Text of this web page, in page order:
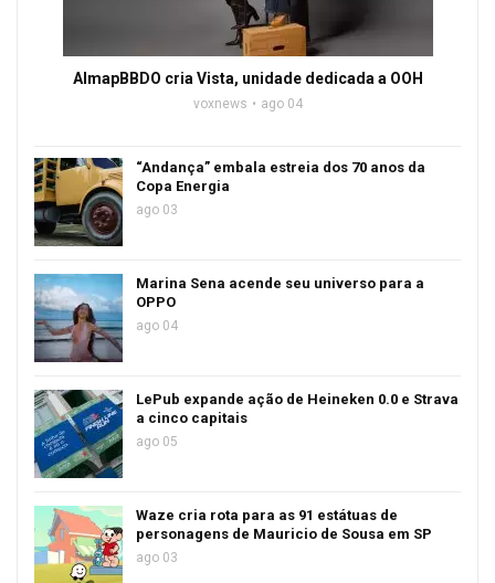
AlmapBBDO cria Vista, unidade dedicada a OOH
voxnews ago 04
“Andança” embala estreia dos 70 anos da
Copa Energia
ago 03
Marina Sena acende seu universo para a
OPPO
ago 04
LePub expande ação de Heineken 0.0 e Strava
a cinco capitais
ago 05
Waze cria rota para as 91 estátuas de
personagens de Mauricio de Sousa em SP
ago 03